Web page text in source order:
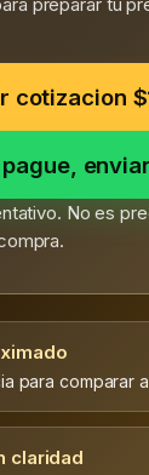
cotizacion
pague,
No es
para comparar
claridad